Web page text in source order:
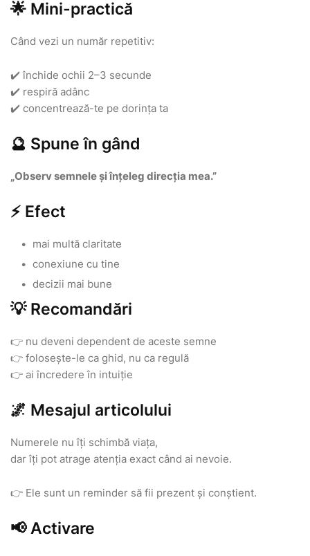
🌟 Mini-practică
Când vezi un număr repetitiv:
✔️ închide ochii 2–3 secunde
✔️ respiră adânc
✔️ concentrează-te pe dorința ta
🔮 Spune în gând
„Observ semnele și înțeleg direcția mea.”
⚡ Efect
mai multă claritate
conexiune cu tine
decizii mai bune
💡 Recomandări
👉 nu deveni dependent de aceste semne
👉 folosește-le ca ghid, nu ca regulă
👉 ai încredere în intuiție
🌌 Mesajul articolului
Numerele nu îți schimbă viața,
dar îți pot atrage atenția exact când ai nevoie.
👉 Ele sunt un reminder să fii prezent și conștient.
📢 Activare